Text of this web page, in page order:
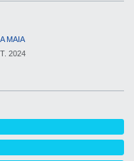
MAIA
2024